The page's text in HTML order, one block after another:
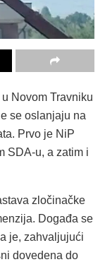
Novom Travniku
se oslanjaju na
Prvo je NiP
SDA-u, a zatim i
zločinačke
Događa se
je, zahvaljujući
dovedena do